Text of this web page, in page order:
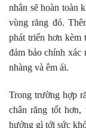
nhân sẽ hoàn toàn
vùng răng đó.
phát triển hơn kèm
đảm bảo chính xác
nhàng và êm ái.
Trong trường hợp
chân răng tốt hơn,
hưởng gì tới sức